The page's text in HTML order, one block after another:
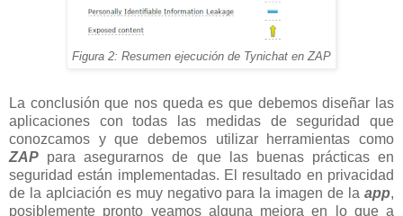
Figura 2: Resumen ejecución de Tynichat en ZAP
La conclusión que nos queda es que debemos diseñar las
aplicaciones con todas las medidas de seguridad que
conozcamos y que debemos utilizar herramientas como
ZAP para asegurarnos de que las buenas prácticas en
seguridad están implementadas. El resultado en privacidad
de la aplciación es muy negativo para la imagen de la app,
posiblemente pronto veamos alguna mejora en lo que a